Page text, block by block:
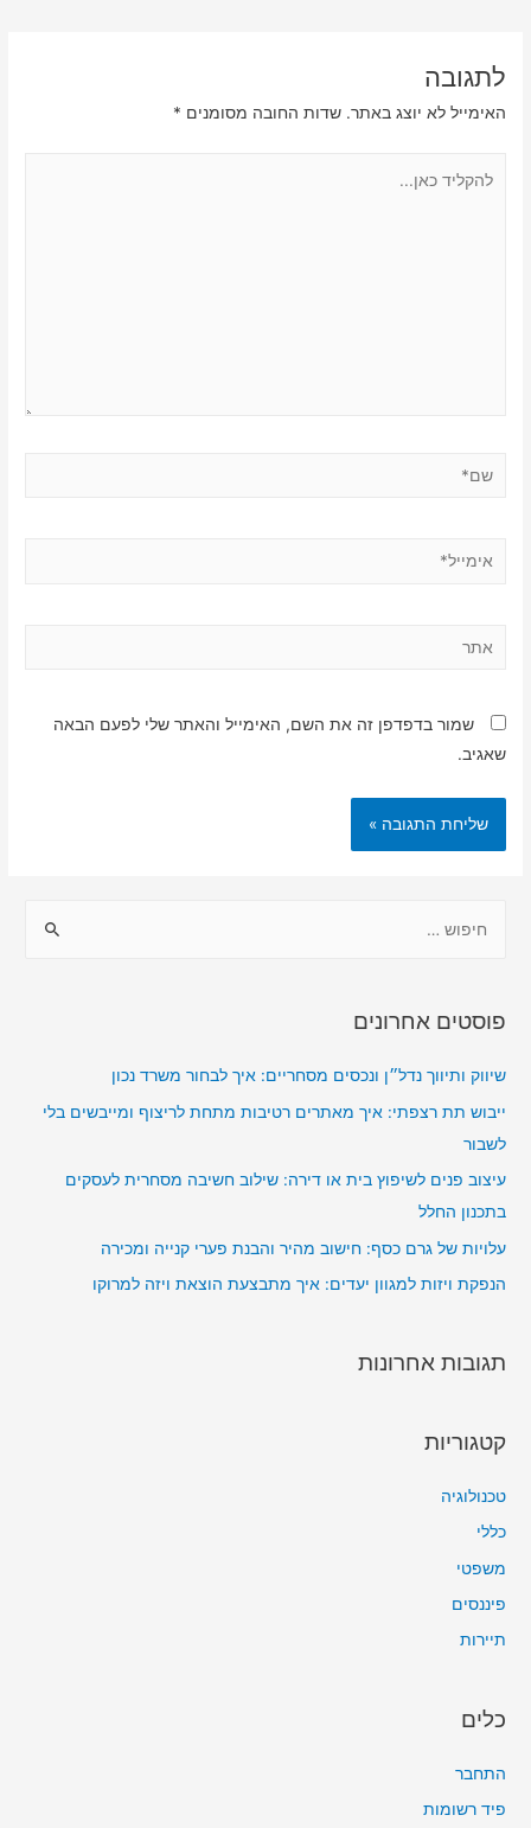
לתגובה
האימייל לא יוצג באתר. שדות החובה מסומנים *
שמור בדפדפן זה את השם, האימייל והאתר שלי לפעם הבאה
שאגיב.
:
פוסטים אחרונים
שיווק ותיווך נדל״ן ונכסים מסחריים: איך לבחור משרד נכון
ייבוש תת רצפתי: איך מאתרים רטיבות מתחת לריצוף ומייבשים בלי
לשבור
עיצוב פנים לשיפוץ בית או דירה: שילוב חשיבה מסחרית לעסקים
בתכנון החלל
עלויות של גרם כסף: חישוב מהיר והבנת פערי קנייה ומכירה
הנפקת ויזות למגוון יעדים: איך מתבצעת הוצאת ויזה למרוקו
תגובות אחרונות
קטגוריות
טכנולוגיה
כללי
משפטי
פיננסים
תיירות
כלים
התחבר
פיד רשומות